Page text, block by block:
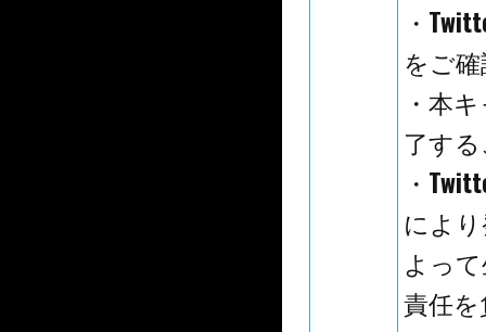
・
をご
・本
了す
・
によ
よっ
責任